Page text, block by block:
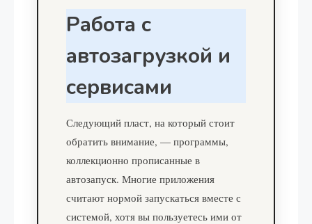
Работа с
автозагрузкой и
сервисами
Следующий пласт, на который стоит
обратить внимание, — программы,
коллекционно прописанные в
автозапуск. Многие приложения
считают нормой запускаться вместе с
системой, хотя вы пользуетесь ими от